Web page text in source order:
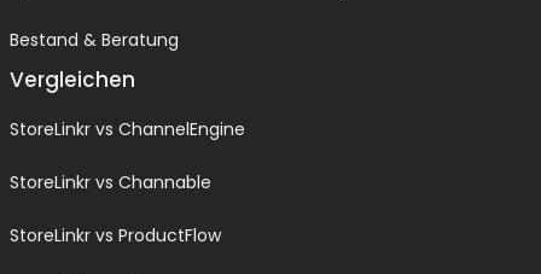
Bestand & Beratung
Vergleichen
StoreLinkr vs ChannelEngine
StoreLinkr vs Channable
StoreLinkr vs ProductFlow